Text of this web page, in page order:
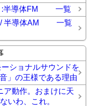
:半導体FM 一覧
/ 半導体AM 一覧
ショナルサウンドを
」の王様である理由
動作。おまけに天
いわ、これ。